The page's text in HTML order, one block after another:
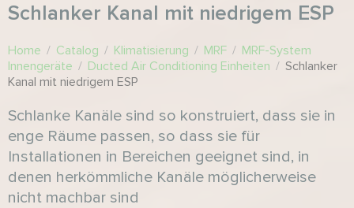
Schlanker Kanal mit niedrigem ESP
Home / Catalog / Klimatisierung / MRF / MRF-System
Innengeräte / Ducted Air Conditioning Einheiten / Schlanker
Kanal mit niedrigem ESP
Schlanke Kanäle sind so konstruiert, dass sie in
enge Räume passen, so dass sie für
Installationen in Bereichen geeignet sind, in
denen herkömmliche Kanäle möglicherweise
nicht machbar sind